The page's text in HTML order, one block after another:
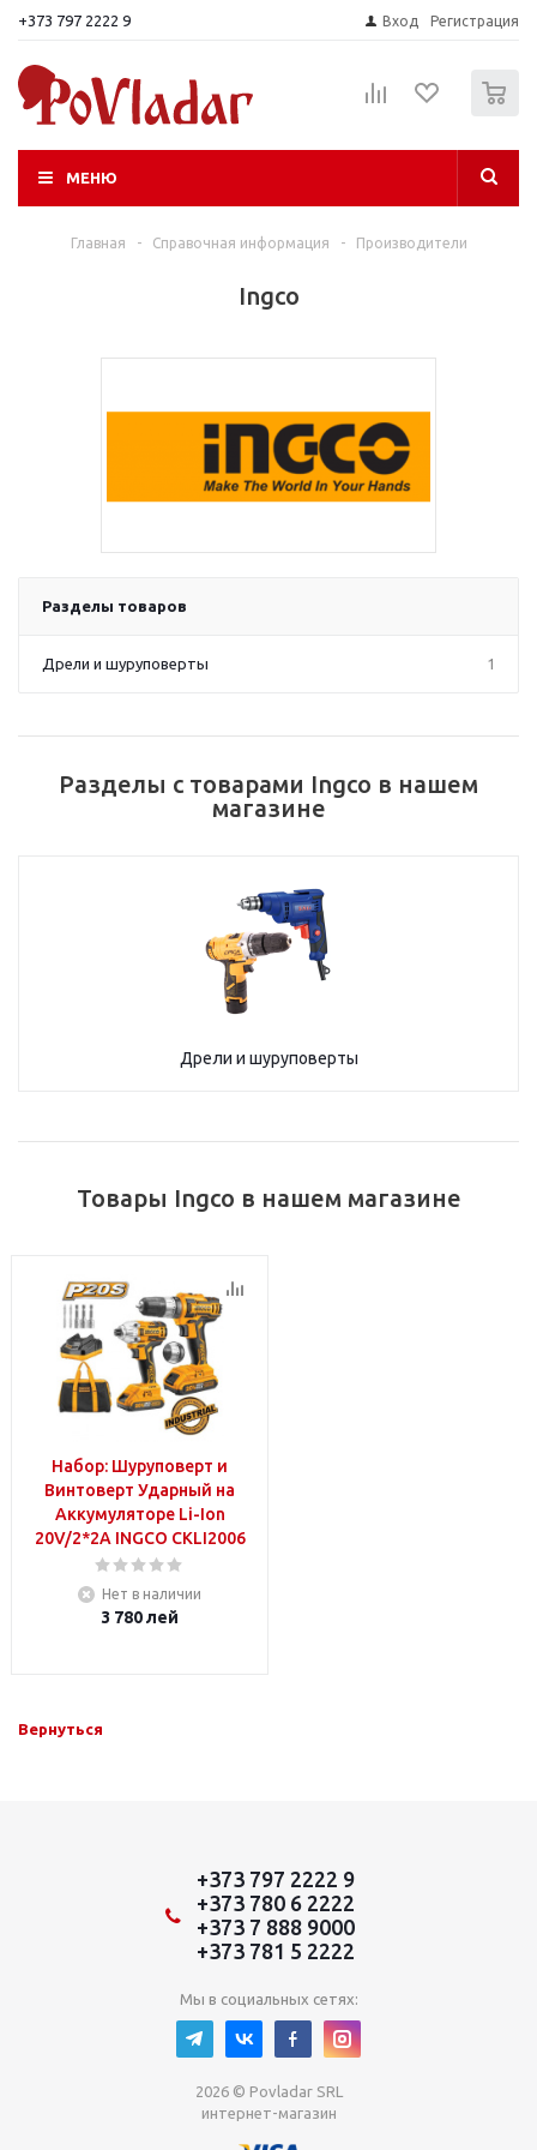
+373 797 2222 9 Вход Регистрация
МЕНЮ
Главная - Справочная информация - Производители
Ingco
Разделы товаров
Дрели и шуруповерты 1
Разделы с товарами Ingco в нашем
магазине
Дрели и шуруповерты
Товары Ingco в нашем магазине
Набор: Шуруповерт и
Винтоверт Ударный на
Аккумуляторе Li-Ion
20V/2*2A INGCO CKLI2006
Нет в наличии
3 780лей
Вернуться
+373 797 2222 9
+373 780 6 2222
+373 7 888 9000
+373 781 5 2222
Мы в социальных сетях:
2026 © Povladar SRL
интернет-магазин